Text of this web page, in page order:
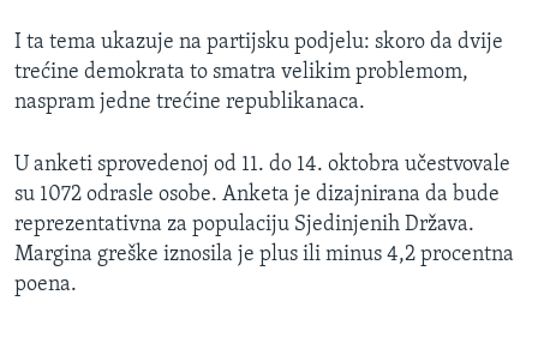
I ta tema ukazuje na partijsku podjelu: skoro da dvije
trećine demokrata to smatra velikim problemom,
naspram jedne trećine republikanaca.
U anketi sprovedenoj od 11. do 14. oktobra učestvovale
su 1072 odrasle osobe. Anketa je dizajnirana da bude
reprezentativna za populaciju Sjedinjenih Država.
Margina greške iznosila je plus ili minus 4,2 procentna
poena.